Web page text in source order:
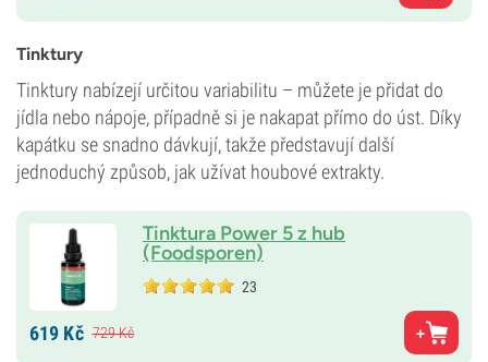
Tinktury
Tinktury nabízejí určitou variabilitu – můžete je přidat do
jídla nebo nápoje, případně si je nakapat přímo do úst. Díky
kapátku se snadno dávkují, takže představují další
jednoduchý způsob, jak užívat houbové extrakty.
Tinktura Power 5 z hub
(Foodsporen)
23
619 Kč 729Kč